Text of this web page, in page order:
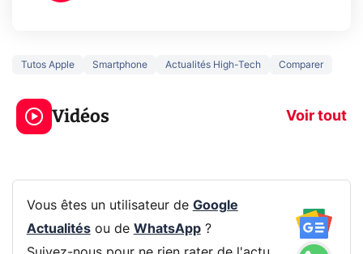
Tutos Apple Smartphone Actualités High-Tech Comparer
Vidéos Voir tout
3 écrans en 1 pour
319€ ? Voici L'AOC
CQ32G4ZA !
5
prochaine
Vous êtes un utilisateur de Google
Actualitésou de WhatsApp?